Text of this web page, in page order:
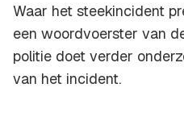
Waar het steekincident
een woordvoerster van
politie doet verder
van het incident.